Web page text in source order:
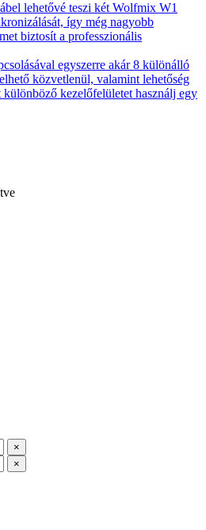
lehetővé teszi két Wolfmix W1
így még nagyobb
biztosít a professzionális
egyszerre akár 8 különálló
közvetlenül, valamint lehetőség
kezelőfelületet használj egy
×
×